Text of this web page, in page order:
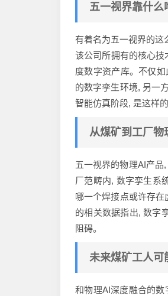
五一视界靠什么
有着名为五一视界的这
该公司所拥有的核心技
度数字资产库。不仅
的数字孪生环境, 另一
智能仿真阶段, 是这样的
从煤矿到工厂
五一视界的物理AI产品
厂范畴内, 数字孪生系
哪一个焊接点或许存
的相关数据指出, 数字
阻碍。
未来煤矿工人可
和物理AI深度融合的